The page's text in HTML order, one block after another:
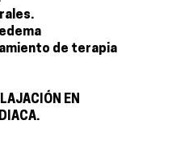
de terapia
EN